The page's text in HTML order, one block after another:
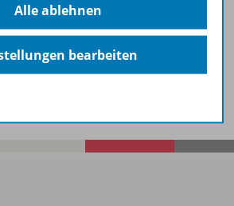
Produkte
Alle ablehnen
bearbeiten